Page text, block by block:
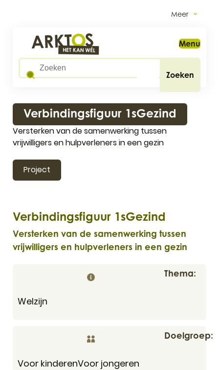
Meer
Arktos
Wat zoek je?
Zoeken
Menu
Verbindingsfiguur 1sGezind
Versterken van de samenwerking tussen
vrijwilligers en hulpverleners in een gezin
Project
Verbindingsfiguur 1sGezind
Versterken van de samenwerking tussen
vrijwilligers en hulpverleners in een gezin
Thema
Welzijn
Doelgroep
Voor kinderenVoor jongeren